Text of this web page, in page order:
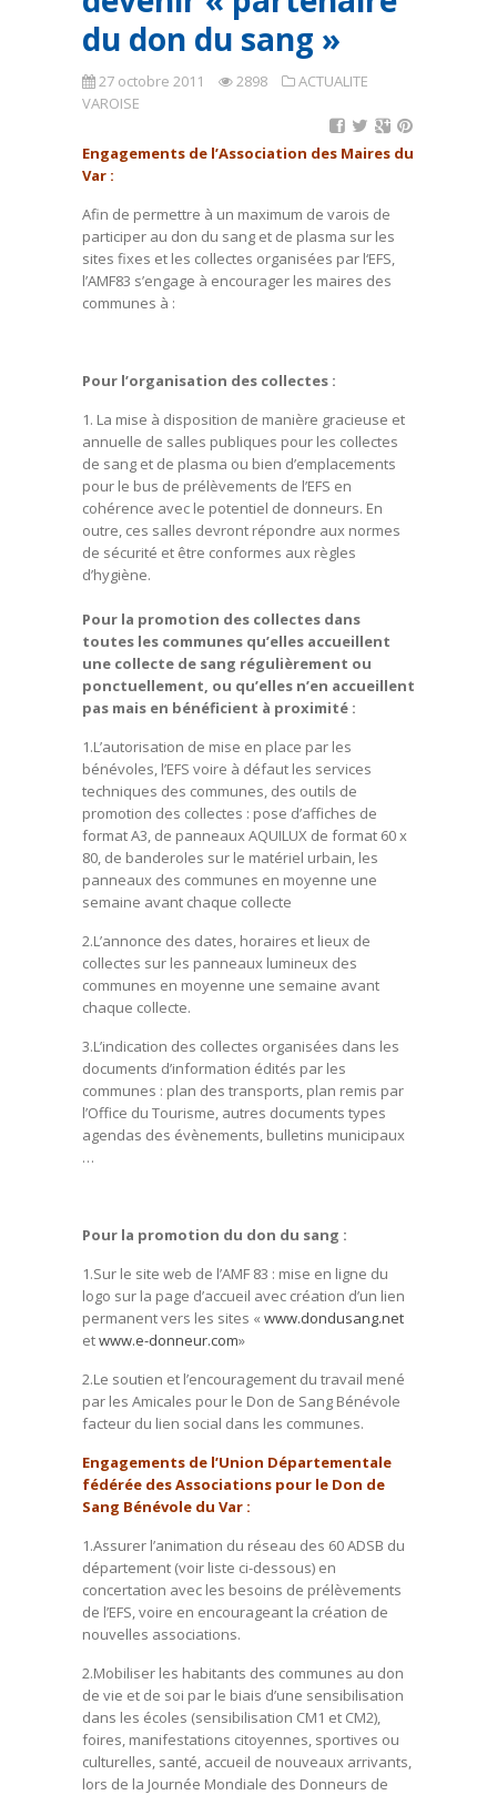
du don du sang »
27 octobre 2011 2898
ACTUALITE
VAROISE
Engagements de l’Association des Maires du
Var :
Afin de permettre à un maximum de varois de
participer au don du sang et de plasma sur les
sites fixes et les collectes organisées par l‘EFS,
l’AMF83 s’engage à encourager les maires des
communes à :
Pour l’organisation des collectes :
1. La mise à disposition de manière gracieuse et
annuelle de salles publiques pour les collectes
de sang et de plasma ou bien d’emplacements
pour le bus de prélèvements de l’EFS en
cohérence avec le potentiel de donneurs. En
outre, ces salles devront répondre aux normes
de sécurité et être conformes aux règles
d’hygiène.
Pour la promotion des collectes dans
toutes les communes qu’elles accueillent
une collecte de sang régulièrement ou
ponctuellement, ou qu’elles n’en accueillent
pas mais en bénéficient à proximité :
1.L’autorisation de mise en place par les
bénévoles, l’EFS voire à défaut les services
techniques des communes, des outils de
promotion des collectes : pose d’affiches de
format A3, de panneaux AQUILUX de format 60 x
80, de banderoles sur le matériel urbain, les
panneaux des communes en moyenne une
semaine avant chaque collecte
2.L’annonce des dates, horaires et lieux de
collectes sur les panneaux lumineux des
communes en moyenne une semaine avant
chaque collecte.
3.L’indication des collectes organisées dans les
documents d’information édités par les
communes : plan des transports, plan remis par
l’Office du Tourisme, autres documents types
agendas des évènements, bulletins municipaux
…
Pour la promotion du don du sang :
1.Sur le site web de l’AMF 83 : mise en ligne du
logo sur la page d’accueil avec création d’un lien
permanent vers les sites « www.dondusang.net
etwww.e-donneur.com»
2.Le soutien et l’encouragement du travail mené
par les Amicales pour le Don de Sang Bénévole
facteur du lien social dans les communes.
Engagements de l’Union Départementale
fédérée des Associations pour le Don de
Sang Bénévole du Var :
1.Assurer l’animation du réseau des 60 ADSB du
département (voir liste ci-dessous) en
concertation avec les besoins de prélèvements
de l’EFS, voire en encourageant la création de
nouvelles associations.
2.Mobiliser les habitants des communes au don
de vie et de soi par le biais d’une sensibilisation
dans les écoles (sensibilisation CM1 et CM2),
foires, manifestations citoyennes, sportives ou
culturelles, santé, accueil de nouveaux arrivants,
lors de la Journée Mondiale des Donneurs de